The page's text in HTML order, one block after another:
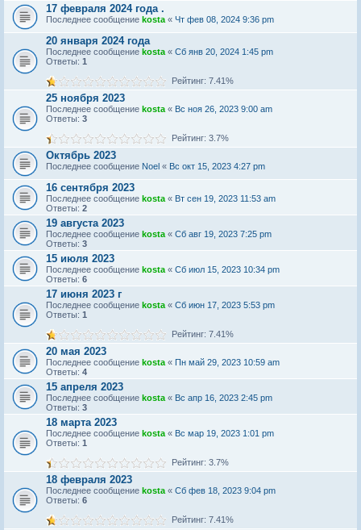
17 февраля 2024 года .
Последнее сообщение kosta « Чт фев 08, 2024 9:36 pm
20 января 2024 года
Последнее сообщение kosta « Сб янв 20, 2024 1:45 pm
Ответы: 1
Рейтинг: 7.41%
25 ноября 2023
Последнее сообщение kosta « Вс ноя 26, 2023 9:00 am
Ответы: 3
Рейтинг: 3.7%
Октябрь 2023
Последнее сообщение Noel « Вс окт 15, 2023 4:27 pm
16 сентября 2023
Последнее сообщение kosta « Вт сен 19, 2023 11:53 am
Ответы: 2
19 августа 2023
Последнее сообщение kosta « Сб авг 19, 2023 7:25 pm
Ответы: 3
15 июля 2023
Последнее сообщение kosta « Сб июл 15, 2023 10:34 pm
Ответы: 6
17 июня 2023 г
Последнее сообщение kosta « Сб июн 17, 2023 5:53 pm
Ответы: 1
Рейтинг: 7.41%
20 мая 2023
Последнее сообщение kosta « Пн май 29, 2023 10:59 am
Ответы: 4
15 апреля 2023
Последнее сообщение kosta « Вс апр 16, 2023 2:45 pm
Ответы: 3
18 марта 2023
Последнее сообщение kosta « Вс мар 19, 2023 1:01 pm
Ответы: 1
Рейтинг: 3.7%
18 февраля 2023
Последнее сообщение kosta « Сб фев 18, 2023 9:04 pm
Ответы: 6
Рейтинг: 7.41%